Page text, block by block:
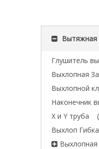
Вытяжная
Глушитель
Выхлопная
Выхлопной
Наконечник
X и Y труба
Выхлоп
Выхлопная